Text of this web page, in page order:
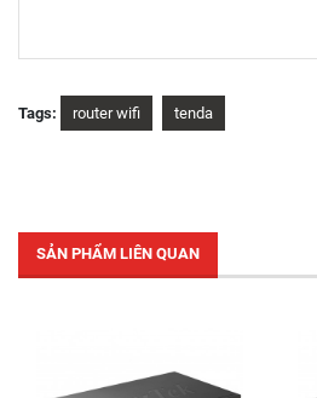
Tags: router wifi tenda
SẢN PHẨM LIÊN QUAN